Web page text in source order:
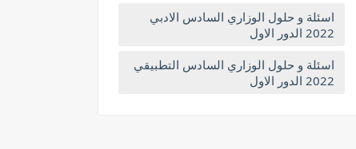
اسئلة و حلول الوزاري السادس الادبي
2022 الدور الاول
اسئلة و حلول الوزاري السادس التطبيقي
2022 الدور الاول